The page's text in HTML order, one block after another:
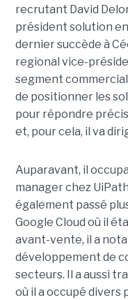
recrutant David
président solution
dernier succède à
regional vice-
segment
de positionner les
pour répondre
et, pour cela, il va
Auparavant, il
manager chez
également passé
Google Cloud où il
avant-vente, il a
développement de
secteurs. Il a aussi
où il a occupé divers